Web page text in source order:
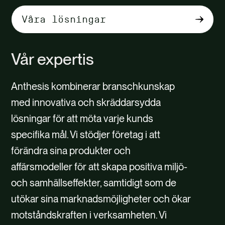
Välj
flikinnehåll
Vår expertis
Anthesis kombinerar branschkunskap
med innovativa och skräddarsydda
lösningar för att möta varje kunds
specifika mål. Vi stödjer företag i att
förändra sina produkter och
affärsmodeller för att skapa positiva miljö-
och samhällseffekter, samtidigt som de
utökar sina marknadsmöjligheter och ökar
motståndskraften i verksamheten. Vi